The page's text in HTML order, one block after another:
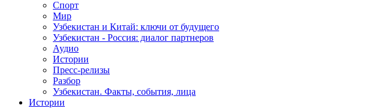
Спорт
Мир
Узбекистан и Китай: ключи от будущего
Узбекистан - Россия: диалог партнеров
Аудио
Истории
Пресс-релизы
Разбор
Узбекистан. Факты, события, лица
Истории